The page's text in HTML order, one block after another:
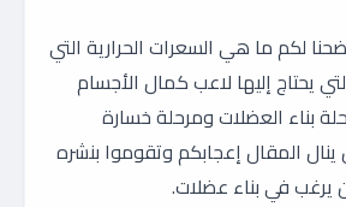
لكم ما هي السعرات الحرارية التي
يحتاج إليها لاعب كمال الأجسام
بناء العضلات ومرحلة خسارة
المقال إعجابكم وتقوموا بنشره
يرغب في بناء عضلات.